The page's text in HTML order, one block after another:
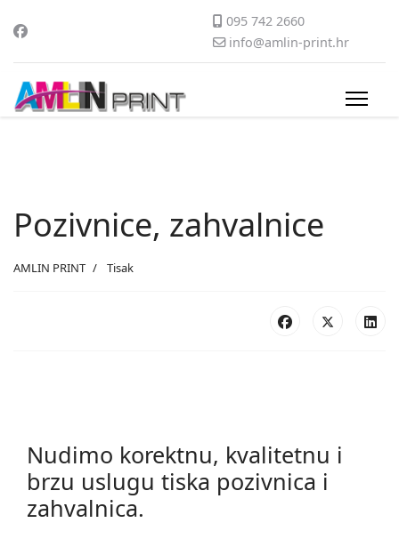
095 742 2660
info@amlin-print.hr
Pozivnice, zahvalnice
AMLIN PRINT Tisak
Nudimo korektnu, kvalitetnu i
brzu uslugu tiska pozivnica i
zahvalnica.